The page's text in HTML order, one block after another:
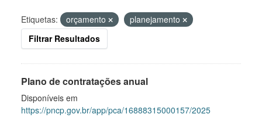
Etiquetas: orçamento
planejamento
Filtrar Resultados
Plano de contratações anual
Disponíveis em
https://pncp.gov.br/app/pca/16888315000157/2025